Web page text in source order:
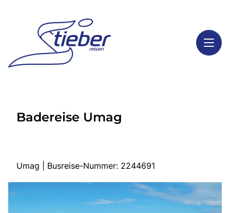
Highlights
Badereise Umag
Umag | Busreise-Nummer: 2244691